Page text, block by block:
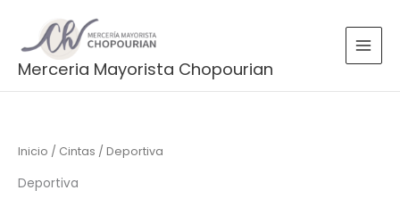
contenido
Merceria Mayorista Chopourian
Inicio / Cintas / Deportiva
Deportiva